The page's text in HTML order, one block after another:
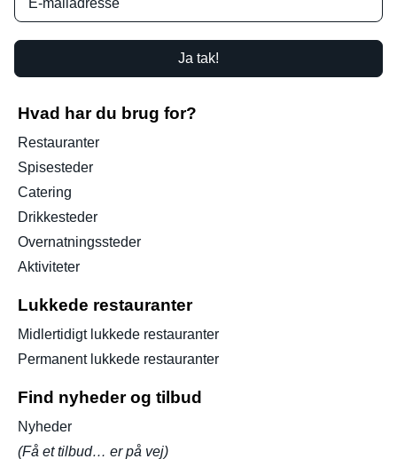
Ja tak!
Hvad har du brug for?
Restauranter
Spisesteder
Catering
Drikkesteder
Overnatningssteder
Aktiviteter
Lukkede restauranter
Midlertidigt lukkede restauranter
Permanent lukkede restauranter
Find nyheder og tilbud
Nyheder
(Få et tilbud… er på vej)